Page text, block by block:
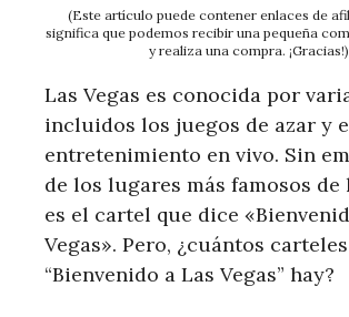
(Este artículo puede contener enlaces de
significa que podemos recibir una pequeña
y realiza una compra. ¡Gracias!)
Las Vegas es conocida por
incluidos los juegos de azar y
entretenimiento en vivo. Sin
de los lugares más famosos
es el cartel que dice
Vegas». Pero, ¿cuántos
“Bienvenido a Las Vegas” hay?